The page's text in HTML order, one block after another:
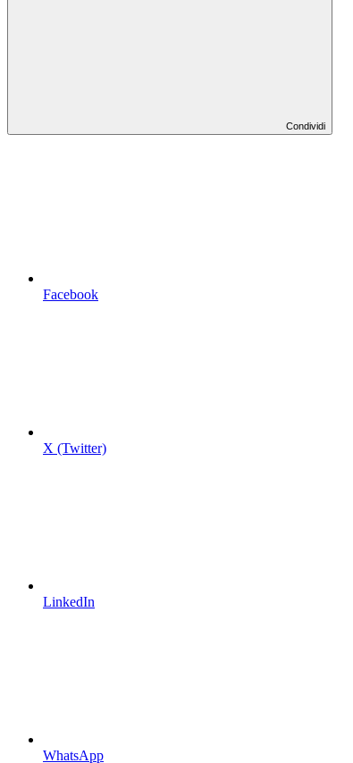
Condividi
Facebook
X (Twitter)
LinkedIn
WhatsApp